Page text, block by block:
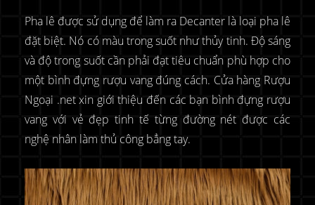
Pha lê được sử dụng để làm ra Decanter là loại pha lê
đặt biệt. Nó có màu trong suốt như thủy tinh. Độ sáng
và độ trong suốt cần phải đạt tiêu chuẩn phù hợp cho
một bình đựng rượu vang đúng cách. Cửa hàng Rượu
Ngoại .net xin giới thiệu đến các bạn bình đựng rượu
vang với vẻ đẹp tinh tế từng đường nét được các
nghệ nhân làm thủ công bẳng tay.